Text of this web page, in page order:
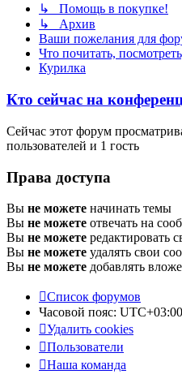
↳ Помощь в покупке!
↳ Архив
Ваши пожелания для
Что почитать,
Курилка
Кто сейчас на
Сейчас этот форум
пользователей и 1 гость
Права доступа
Вы не можете начинать темы
Вы не можете отвечать на
Вы не можете редактировать
Вы не можете удалять свои
Вы не можете добавлять
Список форумов
Часовой пояс: UTC+03:00
Удалить cookies
Пользователи
Наша команда